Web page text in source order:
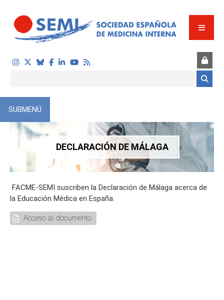
DECLARACIÓN DE MÁLAGA
SUBMENÚ
FACME-SEMI suscriben la Declaración de Málaga acerca de
la Educación Médica en España.
Acceso al documento